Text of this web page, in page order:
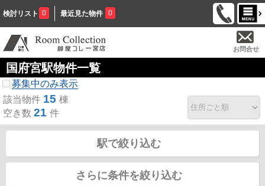
検討リスト 0 最近見た物件 0
お問合せ
国府宮駅物件一覧
募集中のみ表示
該当物件 15 棟
空き数 21 件
駅で絞り込む
さらに条件を絞り込む